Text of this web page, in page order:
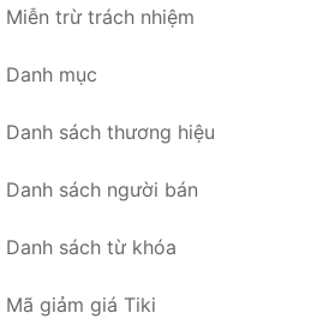
Miễn trừ trách nhiệm
Danh mục
Danh sách thương hiệu
Danh sách người bán
Danh sách từ khóa
Mã giảm giá Tiki